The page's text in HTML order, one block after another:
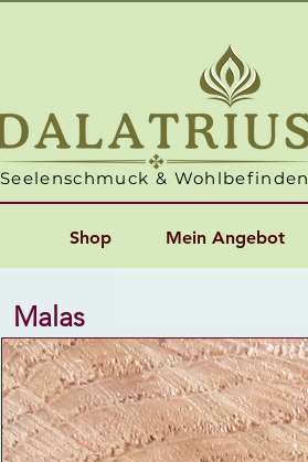
Seelenschmuck & Wohlbefinden
Shop Mein Angebot
Malas